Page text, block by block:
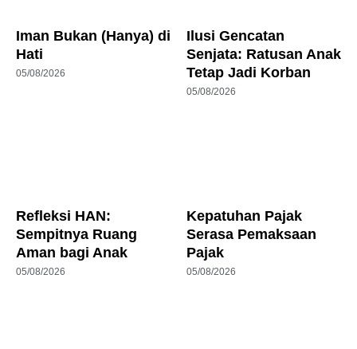
Iman Bukan (Hanya) di
Hati
05/08/2026
Ilusi Gencatan
Senjata: Ratusan Anak
Tetap Jadi Korban
05/08/2026
Refleksi HAN:
Sempitnya Ruang
Aman bagi Anak
05/08/2026
Kepatuhan Pajak
Serasa Pemaksaan
Pajak
05/08/2026